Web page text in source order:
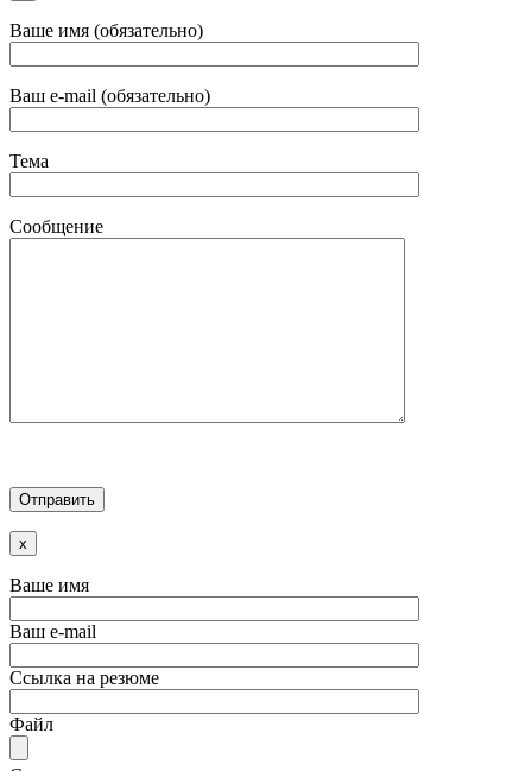
Ваше имя (обязательно)
Ваш e-mail (обязательно)
Тема
Сообщение
x
Ваше имя
Ваш e-mail
Ссылка на резюме
Файл